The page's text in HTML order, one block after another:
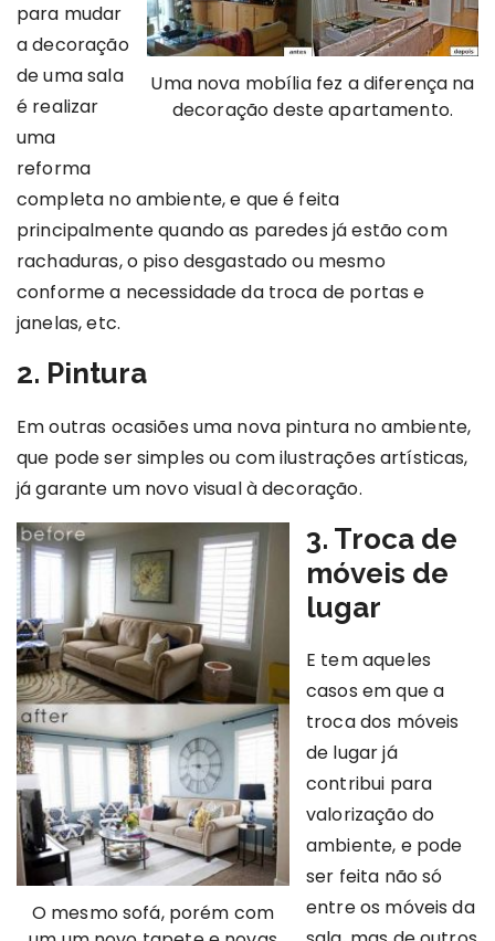
Uma nova mobília fez a diferença na
decoração deste apartamento.
para mudar
a decoração
de uma sala
é realizar
uma
reforma
completa no ambiente, e que é feita
principalmente quando as paredes já estão com
rachaduras, o piso desgastado ou mesmo
conforme a necessidade da troca de portas e
janelas, etc.
2. Pintura
Em outras ocasiões uma nova pintura no ambiente,
que pode ser simples ou com ilustrações artísticas,
já garante um novo visual à decoração.
O mesmo sofá, porém com
3. Troca de
móveis de
lugar
E tem aqueles
casos em que a
troca dos móveis
de lugar já
contribui para
valorização do
ambiente, e pode
ser feita não só
entre os móveis da